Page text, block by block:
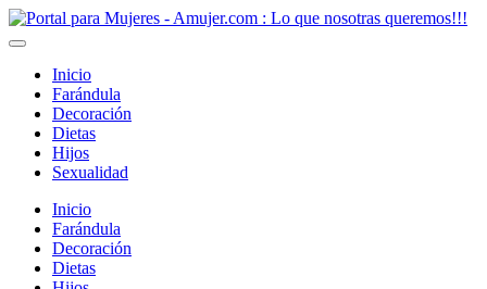
Saltar
al
Inicio
Farándula
Decoración
Dietas
Hijos
Sexualidad
Inicio
Farándula
Decoración
Dietas